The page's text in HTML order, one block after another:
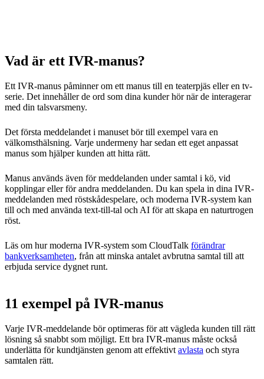
Vad är ett IVR-manus?
Ett IVR-manus påminner om ett manus till en teaterpjäs eller en tv-
serie. Det innehåller de ord som dina kunder hör när de interagerar
med din talsvarsmeny.
Det första meddelandet i manuset bör till exempel vara en
välkomsthälsning. Varje undermeny har sedan ett eget anpassat
manus som hjälper kunden att hitta rätt.
Manus används även för meddelanden under samtal i kö, vid
kopplingar eller för andra meddelanden. Du kan spela in dina IVR-
meddelanden med röstskådespelare, och moderna IVR-system kan
till och med använda text-till-tal och AI för att skapa en naturtrogen
röst.
Läs om hur moderna IVR-system som CloudTalk förändrar
bankverksamheten, från att minska antalet avbrutna samtal till att
erbjuda service dygnet runt.
11 exempel på IVR-manus
Varje IVR-meddelande bör optimeras för att vägleda kunden till rätt
lösning så snabbt som möjligt. Ett bra IVR-manus måste också
underlätta för kundtjänsten genom att effektivt avlasta och styra
samtalen rätt.